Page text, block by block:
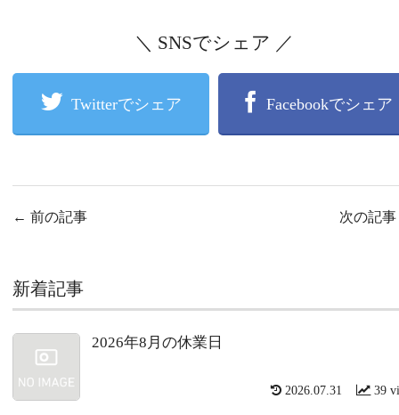
＼ SNSでシェア ／
Twitterでシェア Facebookでシェア
← 前の記事 次の記事
新着記事
2026年8月の休業日
39
2026.07.31